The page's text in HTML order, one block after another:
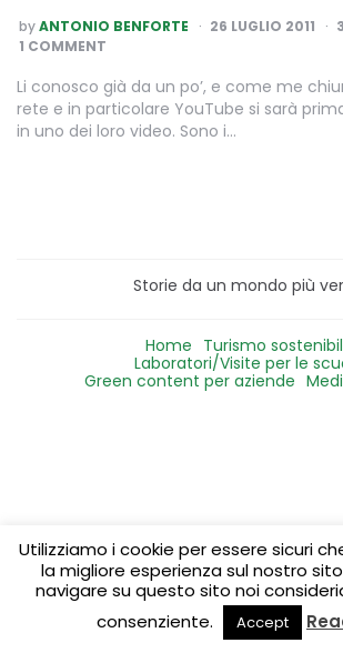
POSTED
BY
byANTONIO BENFORTE 26 LUGLIO 2011 3
1 COMMENT
Li conosco già da un po’, e come me
rete e in particolare YouTube si sarà
in uno dei loro video. Sono i…
Storie da un mondo più
Home Turismo
Laboratori/Visite per le
Green content per aziende
Utilizziamo i cookie per essere sicuri
la migliore esperienza sul nostro
navigare su questo sito noi
consenziente.
Accept